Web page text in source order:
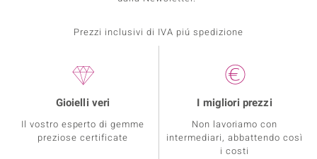
Prezzi inclusivi di IVA piú spedizione
Gioielli veri
Il vostro esperto di gemme
preziose certificate
I migliori prezzi
Non lavoriamo con
intermediari, abbattendo così
i costi